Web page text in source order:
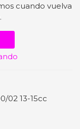
cuando vuelva
02 13-15cc